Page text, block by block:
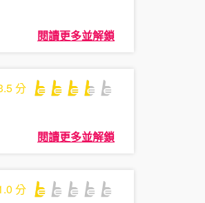
閱讀更多並解鎖
分
閱讀更多並解鎖
分